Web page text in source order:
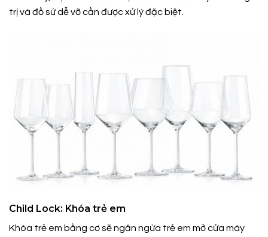
trị và đồ sứ dễ vỡ cần được xử lý đặc biệt.
Child Lock: Khóa trẻ em
Khóa trẻ em bằng cơ sẽ ngăn ngừa trẻ em mở cửa máy